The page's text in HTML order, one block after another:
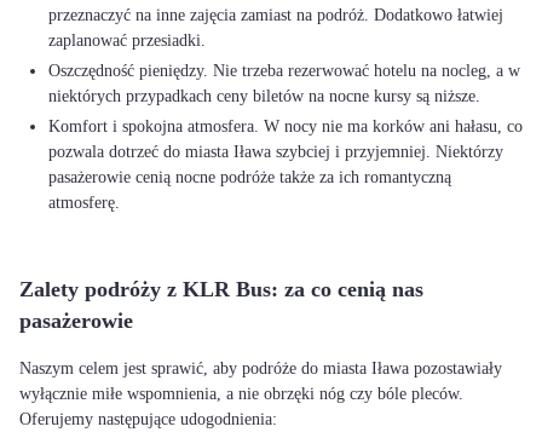
przeznaczyć na inne zajęcia zamiast na podróż. Dodatkowo łatwiej
zaplanować przesiadki.
Oszczędność pieniędzy. Nie trzeba rezerwować hotelu na nocleg, a w
niektórych przypadkach ceny biletów na nocne kursy są niższe.
Komfort i spokojna atmosfera. W nocy nie ma korków ani hałasu, co
pozwala dotrzeć do miasta Iława szybciej i przyjemniej. Niektórzy
pasażerowie cenią nocne podróże także za ich romantyczną
atmosferę.
Zalety podróży z KLR Bus: za co cenią nas
pasażerowie
Naszym celem jest sprawić, aby podróże do miasta Iława pozostawiały
wyłącznie miłe wspomnienia, a nie obrzęki nóg czy bóle pleców.